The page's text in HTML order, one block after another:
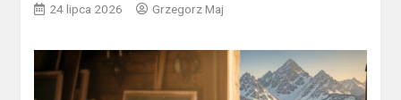
24 lipca 2026 Grzegorz Maj